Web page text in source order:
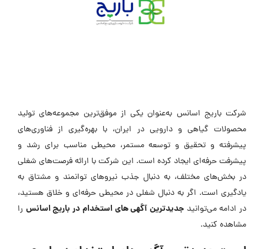
شرکت باریج اسانس به‌عنوان یکی از موفق‌ترین مجموعه‌های تولید
محصولات گیاهی و دارویی در ایران، با بهره‌گیری از فناوری‌های
پیشرفته و تحقیق و توسعه مستمر، محیطی مناسب برای رشد و
پیشرفت حرفه‌ای ایجاد کرده است. این شرکت با ارائه فرصت‌های شغلی
در بخش‌های مختلف، به دنبال جذب نیروهای توانمند و مشتاق به
یادگیری است. اگر به دنبال شغلی در محیطی حرفه‌ای و خلاق هستید،
در ادامه می‌توانیدجدیدترین آگهی های استخدام در باریج اسانس را
مشاهده کنید.